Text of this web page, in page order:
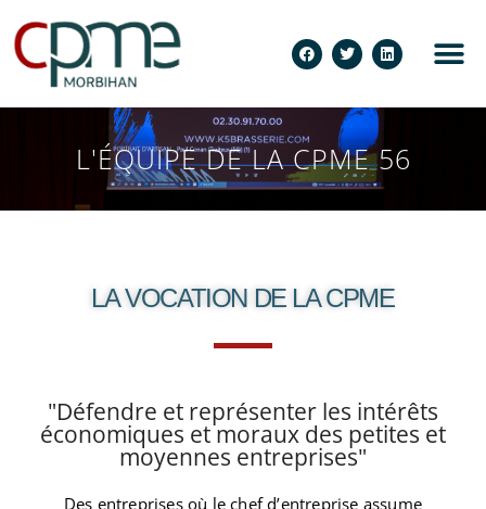
L'ÉQUIPE DE LA CPME 56
LA VOCATION DE LA CPME
"Défendre et représenter les intérêts
économiques et moraux des petites et
moyennes entreprises"
Des entreprises où le chef d’entreprise assume